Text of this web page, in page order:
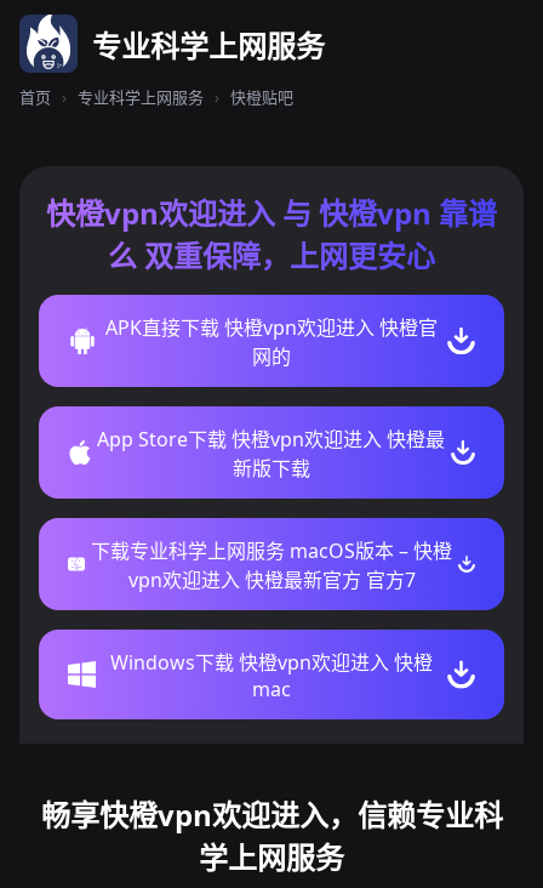
专业科学上网服务
首页 › 专业科学上网服务 › 快橙贴吧
快橙vpn欢迎进入 与 快橙vpn 靠谱
么 双重保障，上网更安心
APK直接下载 快橙vpn欢迎进入 快橙官
网的
App Store下载 快橙vpn欢迎进入 快橙最
新版下载
下载专业科学上网服务 macOS版本 – 快橙
vpn欢迎进入 快橙最新官方 官方7
Windows下载 快橙vpn欢迎进入 快橙
mac
畅享快橙vpn欢迎进入，信赖专业科
学上网服务